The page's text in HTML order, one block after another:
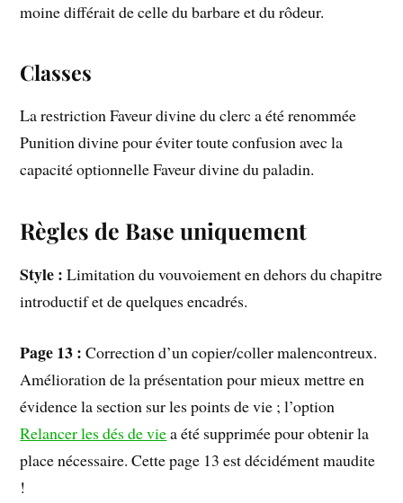
moine différait de celle du barbare et du rôdeur.
Classes
La restriction Faveur divine du clerc a été renommée
Punition divine pour éviter toute confusion avec la
capacité optionnelle Faveur divine du paladin.
Règles de Base uniquement
Style : Limitation du vouvoiement en dehors du chapitre
introductif et de quelques encadrés.
Page 13 : Correction d’un copier/coller malencontreux.
Amélioration de la présentation pour mieux mettre en
évidence la section sur les points de vie ; l’option
Relancer les dés de viea été supprimée pour obtenir la
place nécessaire. Cette page 13 est décidément maudite
!